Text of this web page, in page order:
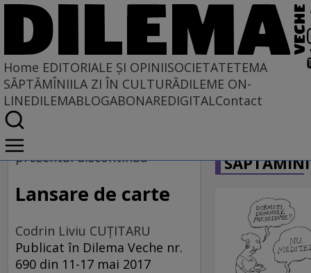
Home EDITORIALE ȘI OPINIISOCIETATETEMA
SĂPTĂMÎNIILA ZI ÎN CULTURĂDILEME ON-
LINEDILEMABLOGABONAREDIGITALContact
Home
EDITORIALE ȘI OPINII
prezentul discontinuu
Lansare de carte
Codrin Liviu CUŢITARU
Publicat în Dilema Veche nr.
690 din 11-17 mai 2017